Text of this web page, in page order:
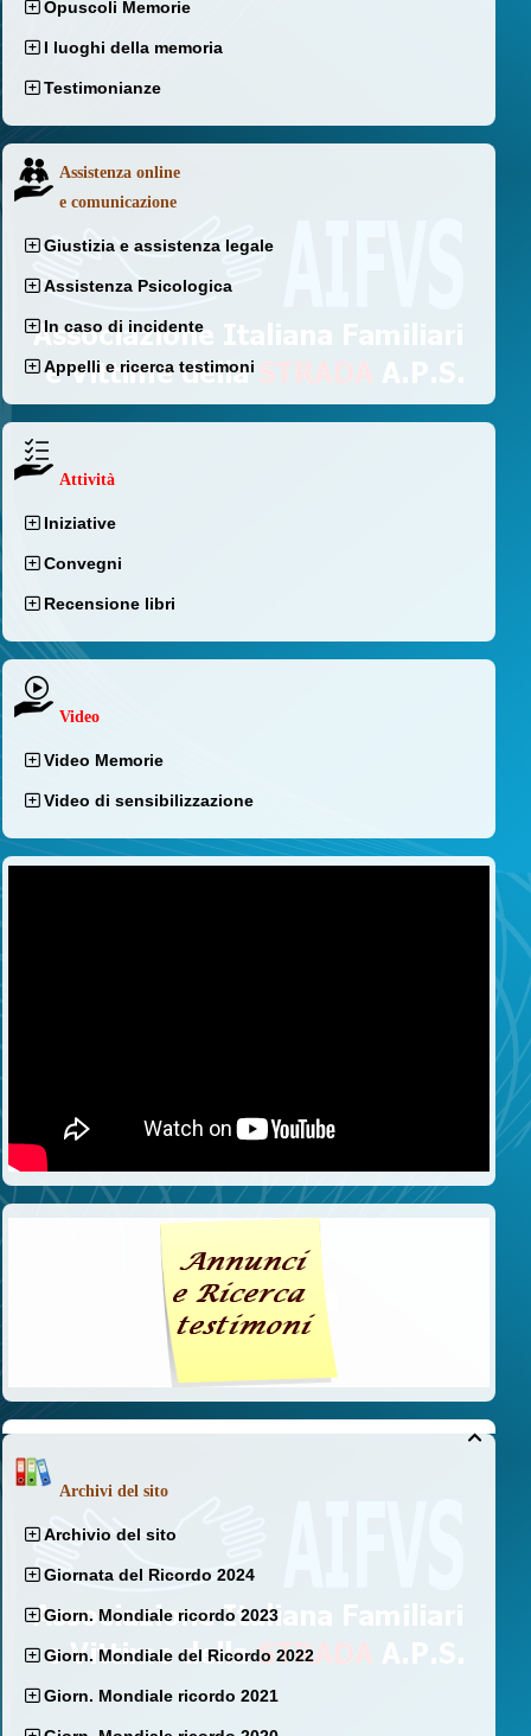
Opuscoli Memorie
I luoghi della memoria
Testimonianze
Assistenza online
e comunicazione
Giustizia e assistenza legale
Assistenza Psicologica
In caso di incidente
Appelli e ricerca testimoni
Attività
Iniziative
Convegni
Recensione libri
Video
Video Memorie
Video di sensibilizzazione

Archivi del sito
Archivio del sito
Giornata del Ricordo 2024
Giorn. Mondiale ricordo 2023
Giorn. Mondiale del Ricordo 2022
Giorn. Mondiale ricordo 2021